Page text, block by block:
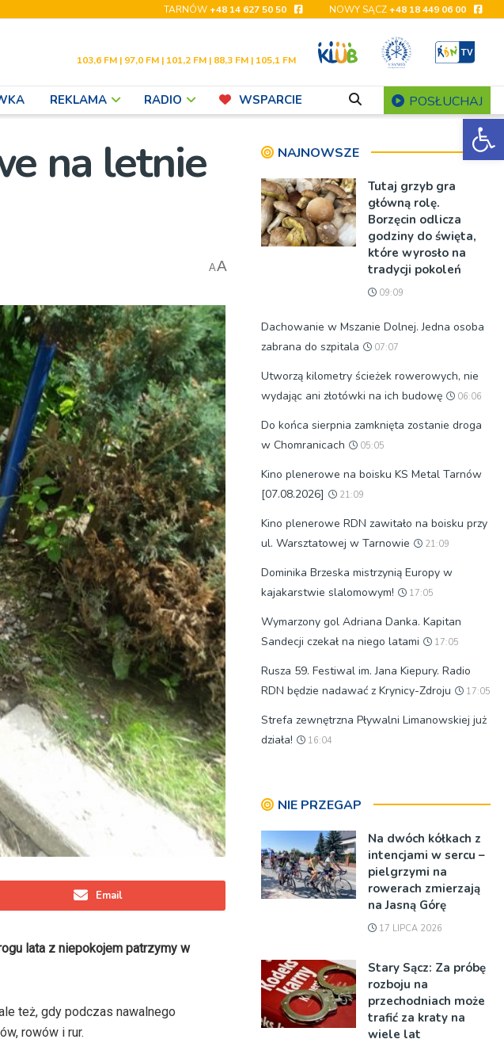
TARNÓW+48 14 627 50 50 NOWY SĄCZ+48 18 449 06 00
103,6 FM | 97,0 FM | 101,2 FM | 88,3 FM | 105,1 FM
REKLAMA RADIO WSPARCIE POSŁUCHAJ
na letnie
AA
Email
lata z niepokojem patrzymy w
też, gdy podczas nawalnego
rowów i rur.
NAJNOWSZE
Tutaj grzyb gra
główną rolę.
Borzęcin odlicza
godziny do święta,
które wyrosło na
tradycji pokoleń
09:09
Dachowanie w Mszanie Dolnej. Jedna osoba
zabrana do szpitala
07:07
Utworzą kilometry ścieżek rowerowych, nie
wydając ani złotówki na ich budowę
06:06
Do końca sierpnia zamknięta zostanie droga
w Chomranicach
05:05
Kino plenerowe na boisku KS Metal Tarnów
[07.08.2026]
21:09
Kino plenerowe RDN zawitało na boisku przy
ul. Warsztatowej w Tarnowie
21:09
Dominika Brzeska mistrzynią Europy w
kajakarstwie slalomowym!
17:05
Wymarzony gol Adriana Danka. Kapitan
Sandecji czekał na niego latami
17:05
Rusza 59. Festiwal im. Jana Kiepury. Radio
RDN będzie nadawać z Krynicy-Zdroju
17:05
Strefa zewnętrzna Pływalni Limanowskiej już
działa!
16:04
NIE PRZEGAP
Na dwóch kółkach z
intencjami w sercu –
pielgrzymi na
rowerach zmierzają
na Jasną Górę
17 LIPCA 2026
Stary Sącz: Za próbę
rozboju na
przechodniach może
trafić za kraty na
wiele lat